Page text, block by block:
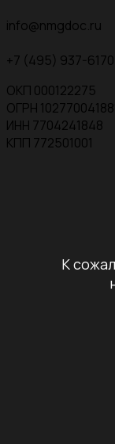
info@nmgdoc.ru
+7 (495) 937-6170
ОКП 000122275
ОГРН
ИНН 7704241848
КПП 772501001
К